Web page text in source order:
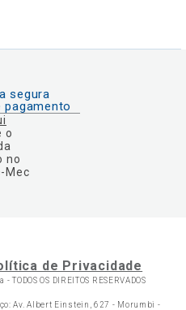
segura
pagamento
o
no
Mec
de Privacidade
- TODOS OS DIREITOS RESERVADOS
Av. Albert Einstein, 627 - Morumbi -